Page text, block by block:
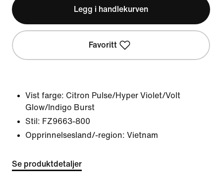
Legg i handlekurven
Favoritt
Vist farge: Citron Pulse/Hyper Violet/Volt
Glow/Indigo Burst
Stil: FZ9663-800
Opprinnelsesland/-region: Vietnam
Se produktdetaljer